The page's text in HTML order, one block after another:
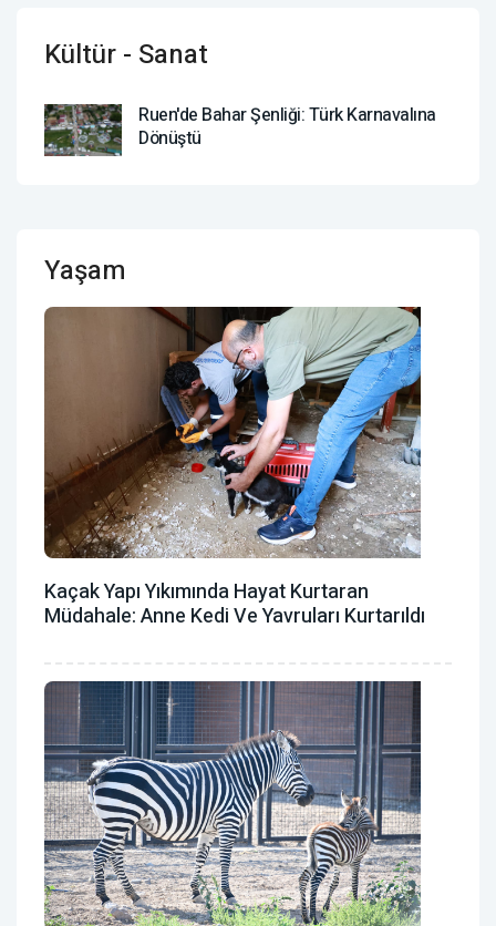
Kültür - Sanat
Ruen'de Bahar Şenliği: Türk Karnavalına
Dönüştü
Yaşam
Kaçak Yapı Yıkımında Hayat Kurtaran
Müdahale: Anne Kedi Ve Yavruları Kurtarıldı